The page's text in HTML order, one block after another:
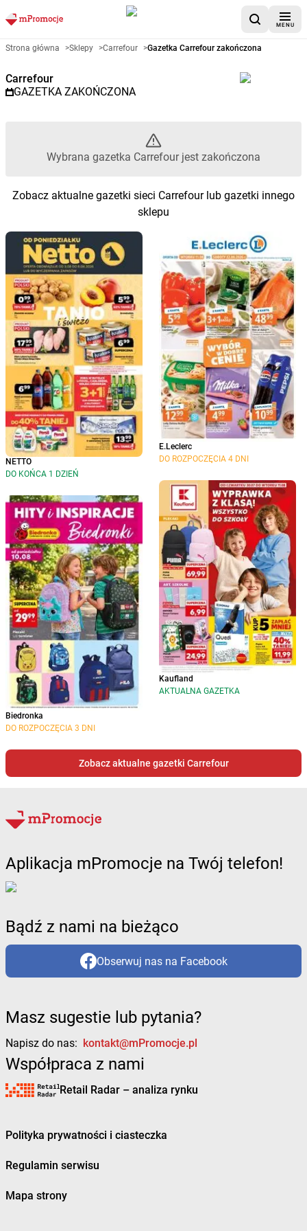
MENU
Gazetka promocyjna
Strona główna >Sklepy >Carrefour >Gazetka Carrefour zakończona
Carrefour
GAZETKA ZAKOŃCZONA
Wybrana gazetka Carrefour jest zakończona
Zobacz aktualne gazetki sieci Carrefour lub gazetki innego
sklepu
NETTO
DO KOŃCA 1 DZIEŃ
Biedronka
DO ROZPOCZĘCIA 3 DNI
E.Leclerc
DO ROZPOCZĘCIA 4 DNI
Kaufland
AKTUALNA GAZETKA
Zobacz aktualne gazetki Carrefour
Aplikacja mPromocje na Twój telefon!
Bądź z nami na bieżąco
Obserwuj nas na Facebook
Masz sugestie lub pytania?
Napisz do nas: kontakt@mPromocje.pl
Współpraca z nami
Retail Radar – analiza rynku
Polityka prywatności i ciasteczka
Regulamin serwisu
Mapa strony